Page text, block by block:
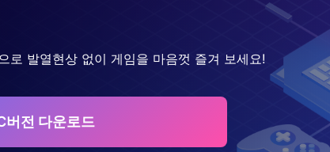
로 발열현상 없이 게임을 마음껏 즐겨 보세요!
버전 다운로드